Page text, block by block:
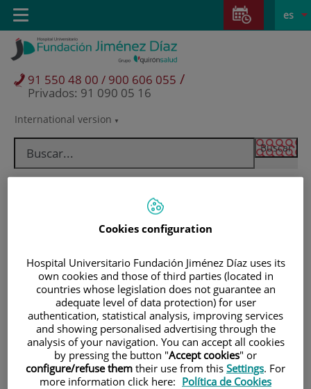
Saltar al contenido
Saltar
contenido
Selector
idioma
activo
es
International version
91 550 48 00 / 900 606 055 /
Privados: 91 090 05 16
Toggle
navigation
Pacientes y visitantes
Cookies configuration
Hospital Universitario Fundación Jiménez Díaz uses its
own cookies and those of third parties (located in
countries whose legislation does not guarantee an
adequate level of data protection) for user
authentication, statistical analysis, improving services
and showing personalised advertising through the
analysis of your navigation. You can accept all cookies
by pressing the button "Accept cookies" or
configure/refuse them their use from this Settings. For
more information click here: Política de Cookies